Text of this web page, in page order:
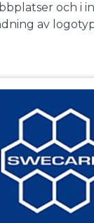
och i
av